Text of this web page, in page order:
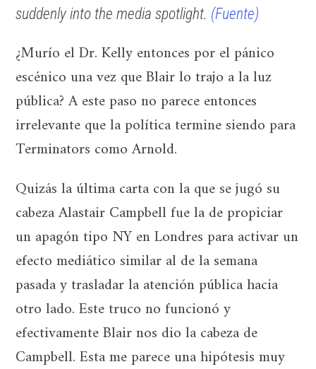
suddenly into the media spotlight. (Fuente)
¿Murío el Dr. Kelly entonces por el pánico
escénico una vez que Blair lo trajo a la luz
pública? A este paso no parece entonces
irrelevante que la política termine siendo para
Terminators como Arnold.
Quizás la última carta con la que se jugó su
cabeza Alastair Campbell fue la de propiciar
un apagón tipo NY en Londres para activar un
efecto mediático similar al de la semana
pasada y trasladar la atención pública hacia
otro lado. Este truco no funcionó y
efectivamente Blair nos dio la cabeza de
Campbell. Esta me parece una hipótesis muy